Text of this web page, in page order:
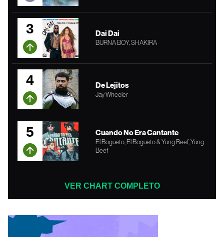
3 Dai Dai
BURNA BOY, SHAKIRA
4 De Lejitos
Jay Wheeler
5 Cuando No Era Cantante
El Bogueto, El Bogueto & Yung Beef, Yung
Beef
VER CHART COMPLETO